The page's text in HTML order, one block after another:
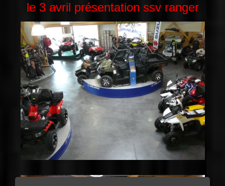
le 3 avril présentation ssv ranger